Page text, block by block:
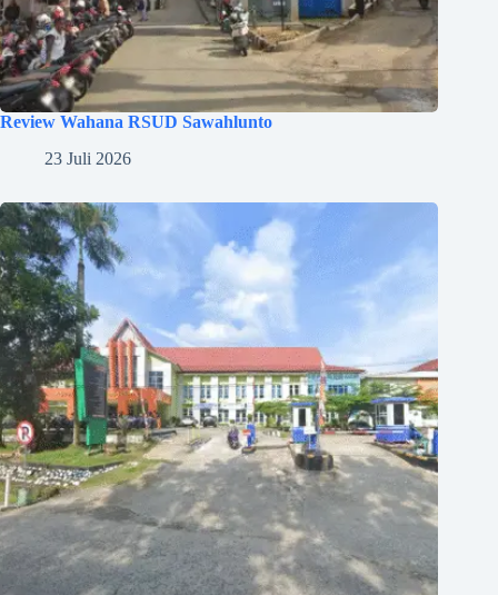
Review Wahana RSUD Sawahlunto
23 Juli 2026